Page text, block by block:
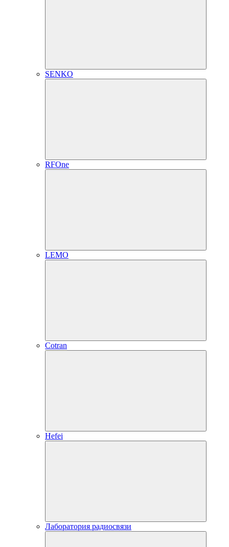
SENKO
RFOne
LEMO
Cotran
Hefei
Лаборатория радиосвязи